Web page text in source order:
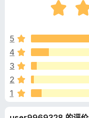
e
b
o
o
评
分
.
/
5
4
3
2
1